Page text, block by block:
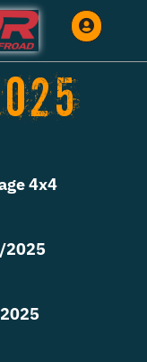
4x4
2025